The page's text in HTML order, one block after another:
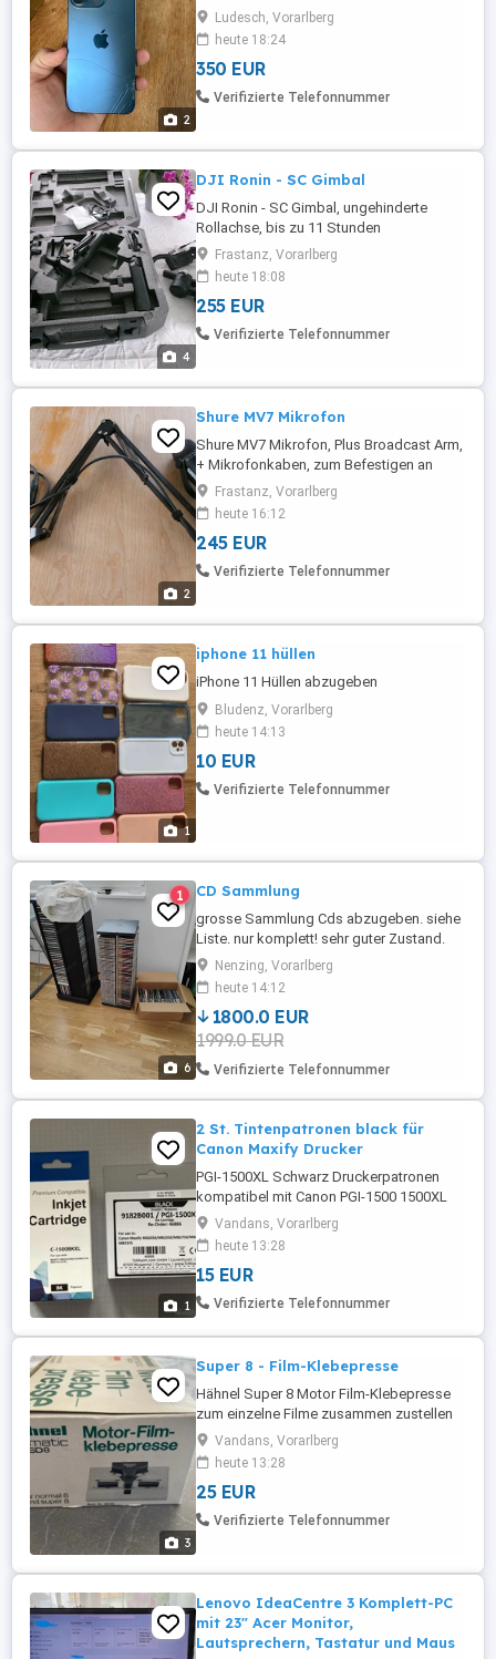
2
Ludesch, Vorarlberg
heute 18:24
350 EUR
Verifizierte Telefonnummer
4
DJI Ronin - SC Gimbal
DJI Ronin - SC Gimbal, ungehinderte
Rollachse, bis zu 11 Stunden
Akkulaufzeit, Einhandgimbal, NEU, mit -
Sony, Panasonic, Lumix, Nikon und Canan,
...... kompatibel
Frastanz, Vorarlberg
heute 18:08
255 EUR
Verifizierte Telefonnummer
2
Shure MV7 Mikrofon
Shure MV7 Mikrofon, Plus Broadcast Arm,
+ Mikrofonkaben, zum Befestigen an
(Tisch-) Platten, kompl. 245,- Euro oder
machen sie uns ein Angebot,
Frastanz, Vorarlberg
heute 16:12
245 EUR
Verifizierte Telefonnummer
1
iphone 11 hüllen
iPhone 11 Hüllen abzugeben
Bludenz, Vorarlberg
heute 14:13
10 EUR
Verifizierte Telefonnummer
6
1 CD Sammlung
grosse Sammlung Cds abzugeben. siehe
Liste. nur komplett! sehr guter Zustand.
alle in Oroginalhülle
Nenzing, Vorarlberg
heute 14:12
1800.0 EUR
1999.0 EUR
Verifizierte Telefonnummer
1
2 St. Tintenpatronen black für
Canon Maxify Drucker
PGI-1500XL Schwarz Druckerpatronen
kompatibel mit Canon PGI-1500 1500XL
Multipack, für MB2750 MB2150 MB2155
MB2050 MB2755 MB2350 MB2300
Versand kostenlos
Vandans, Vorarlberg
heute 13:28
15 EUR
Verifizierte Telefonnummer
3
Super 8 - Film-Klebepresse
Hähnel Super 8 Motor Film-Klebepresse
zum einzelne Filme zusammen zustellen
und kleben Batteriebetrieben Versand
kostenlos
Vandans, Vorarlberg
heute 13:28
25 EUR
Verifizierte Telefonnummer
Lenovo IdeaCentre 3 Komplett-PC
mit 23" Acer Monitor,
Lautsprechern, Tastatur und Maus